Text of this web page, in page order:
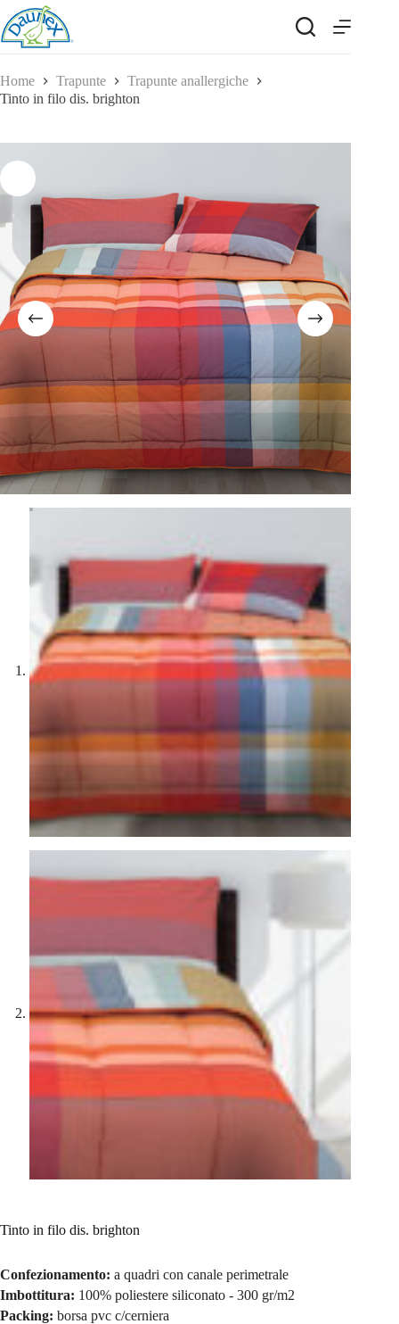
Salta
al
contenuto
Home Trapunte
Trapunte anallergiche
Tinto in filo dis. brighton
Tinto in filo dis. brighton
Confezionamento: a quadri con canale perimetrale
Imbottitura: 100% poliestere siliconato - 300 gr/m2
Packing: borsa pvc c/cerniera